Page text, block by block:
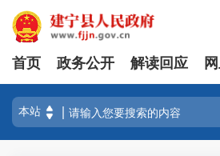
首页 政务公开 解读回应